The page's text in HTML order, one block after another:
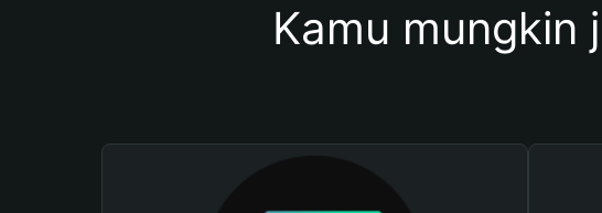
Kamu mungkin